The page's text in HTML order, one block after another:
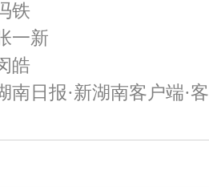
铁
一新
皓
南日报·新湖南客户端·